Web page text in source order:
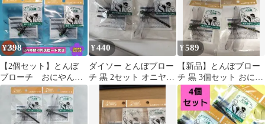
¥398
【2個セット】とんぼ
ブローチ おにやん
ま 虫対策 アウトド
ア ダイソー
¥440
ダイソー とんぼブロー
チ 黒 2セット オニヤン
マ 虫除け
¥589
【新品】とんぼブロー
チ 黒 3個セット おにや
んま風 虫よけ対策 登山
キャンプ